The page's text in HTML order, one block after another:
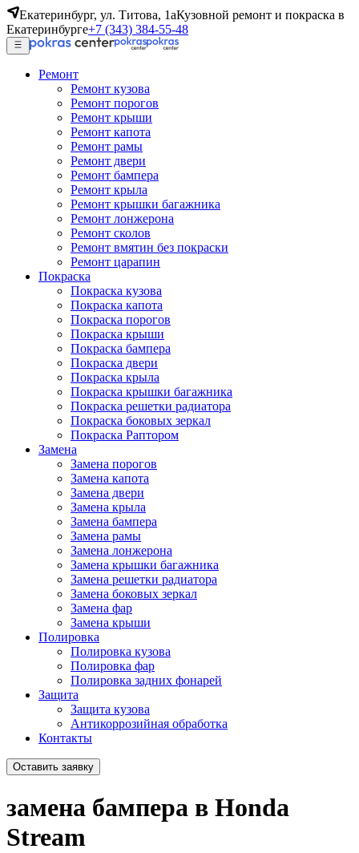
Екатеринбург, ул. Титова, 1аКузовной ремонт и покраска в
Екатеринбурге+7 (343) 384-55-48
Ремонт
Ремонт кузова
Ремонт порогов
Ремонт крыши
Ремонт капота
Ремонт рамы
Ремонт двери
Ремонт бампера
Ремонт крыла
Ремонт крышки багажника
Ремонт лонжерона
Ремонт сколов
Ремонт вмятин без покраски
Ремонт царапин
Покраска
Покраска кузова
Покраска капота
Покраска порогов
Покраска крыши
Покраска бампера
Покраска двери
Покраска крыла
Покраска крышки багажника
Покраска решетки радиатора
Покраска боковых зеркал
Покраска Раптором
Замена
Замена порогов
Замена капота
Замена двери
Замена крыла
Замена бампера
Замена рамы
Замена лонжерона
Замена крышки багажника
Замена решетки радиатора
Замена боковых зеркал
Замена фар
Замена крыши
Полировка
Полировка кузова
Полировка фар
Полировка задних фонарей
Защита
Защита кузова
Антикоррозийная обработка
Контакты
Оставить заявку
замена бампера в Honda
Stream